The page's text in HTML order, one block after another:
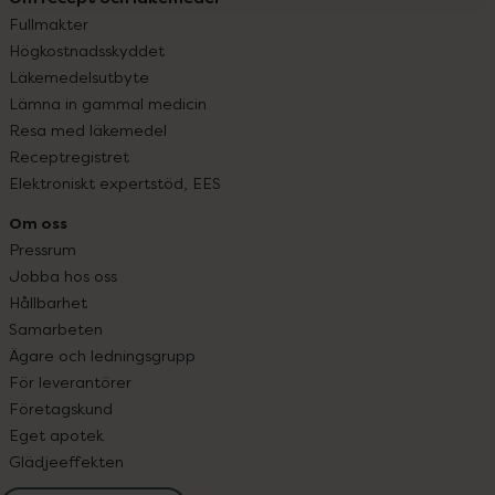
Fullmakter
Högkostnadsskyddet
Läkemedelsutbyte
Lämna in gammal medicin
Resa med läkemedel
Receptregistret
Elektroniskt expertstöd, EES
Om oss
Pressrum
Jobba hos oss
Hållbarhet
Samarbeten
Ägare och ledningsgrupp
För leverantörer
Företagskund
Eget apotek
Glädjeeffekten